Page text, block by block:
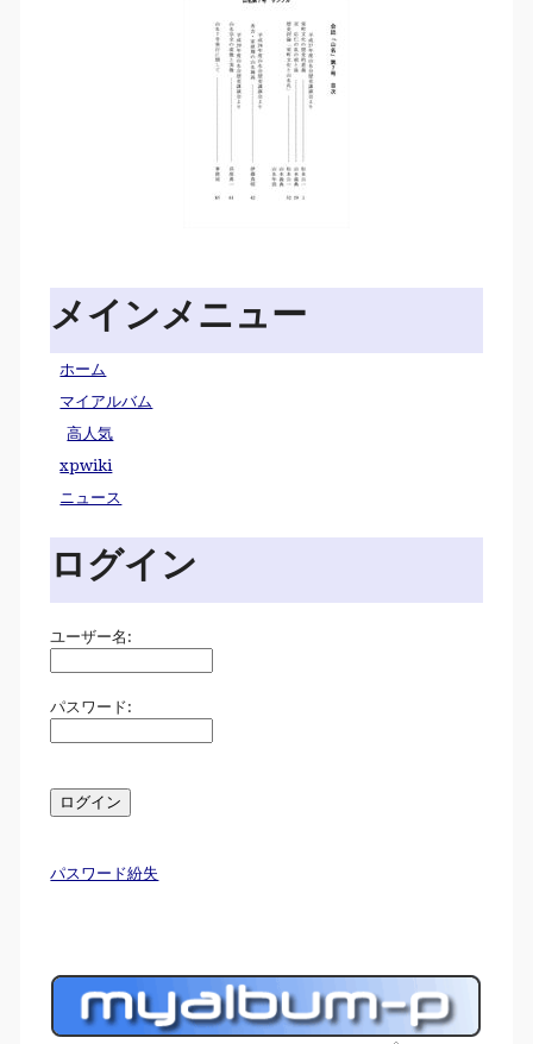
メインメニュー
ホーム
マイアルバム
高人気
xpwiki
ニュース
ログイン
ユーザー名:
パスワード:
パスワード紛失